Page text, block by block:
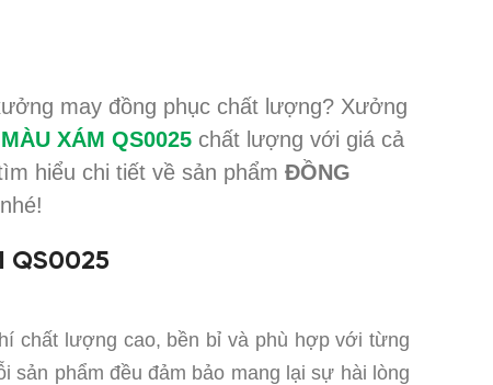
may đồng phục chất lượng? Xưởng
XÁM QS0025 chất lượng với giá cả
hiểu chi tiết về sản phẩm ĐỒNG
QS0025
chất lượng cao, bền bỉ và phù hợp với từng
sản phẩm đều đảm bảo mang lại sự hài lòng